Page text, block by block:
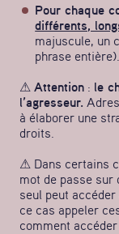
Pour chaque
différents,
majuscule, un
phrase entière).
⚠ Attention : le
l’agresseur.
à élaborer une
droits.
⚠ Dans certains
mot de passe
seul peut
ce cas appeler
comment